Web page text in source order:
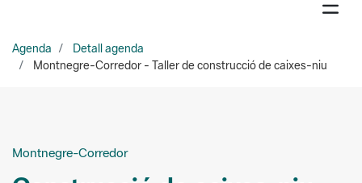
Montnegre-Corredor - Taller de construcció de caixes-niu